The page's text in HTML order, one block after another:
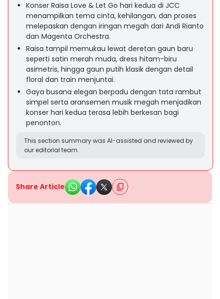
Konser Raisa Love & Let Go hari kedua di JCC
menampilkan tema cinta, kehilangan, dan proses
melepaskan dengan iringan megah dari Andi Rianto
dan Magenta Orchestra.
Raisa tampil memukau lewat deretan gaun baru
seperti satin merah muda, dress hitam-biru
asimetris, hingga gaun putih klasik dengan detail
floral dan train menjuntai.
Gaya busana elegan berpadu dengan tata rambut
simpel serta aransemen musik megah menjadikan
konser hari kedua terasa lebih berkesan bagi
penonton.
This section summary was AI-assisted and reviewed by
our editorial team.
Share Article